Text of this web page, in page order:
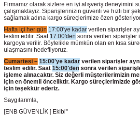
Firmamız olarak sizlere en iyi alışveriş deneyimini
çalışmaktayız. Siparişlerinizin güvenli ve hızlı bir
sağlamak adına kargo süreçlerimize özen
Hafta içi her gün 17:00'ye kadar verilen siparişler
teslim edilir. Saat 17:00'den sonra verilen siparişler
kargoya verilir. Böylelikle mümkün olan en kısa
ulaşmasını hedefliyoruz.
Cumartesi – 15:00'ye kadar verilen siparişler
teslim edilir. Saat 15:00'den sonra verilen
işleme alınacaktır. Siz değerli müşterilerimizin
için en önemli önceliktir. Kargo süreçlerimizde
için teşekkür ederiz.
Saygılarımla,
[ENB GÜVENLİK ] Ekibi"